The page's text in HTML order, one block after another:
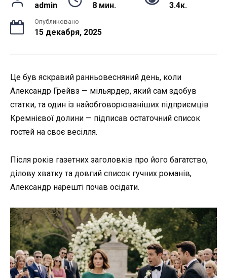
admin 8 мин. 3.4к.
Опубликовано
15 декабря, 2025
Це був яскравий ранньовесняний день, коли
Александр Грейвз — мільярдер, який сам здобув
статки, та один із найобговорюваніших підприємців
Кремнієвої долини — підписав остаточний список
гостей на своє весілля.
Після років газетних заголовків про його багатство,
ділову хватку та довгий список гучних романів,
Александр нарешті почав осідати.